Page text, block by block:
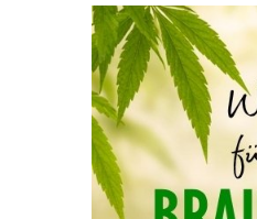
S
e
i
t
e
n
l